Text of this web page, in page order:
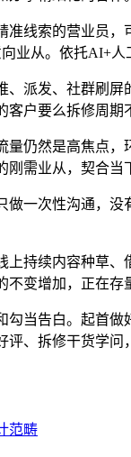
索的营业员，
业从。依托AI+
发、社群刷屏
客户要么拆修周
然是高焦点，
刚需业从，契合当
次性沟通，没
续内容种草、
不变增加，正在
告白。起首做
、拆修干货学问
范畴